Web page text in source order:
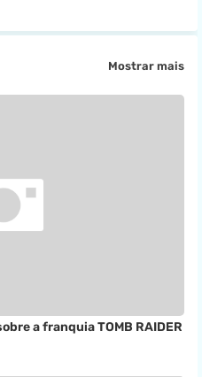
Mostrar mais
a franquia TOMB RAIDER